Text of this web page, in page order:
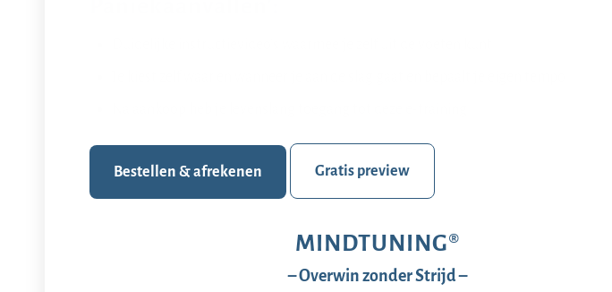
Bestellen & afrekenen Gratis preview
MINDTUNING®
– Overwin zonder Strijd –